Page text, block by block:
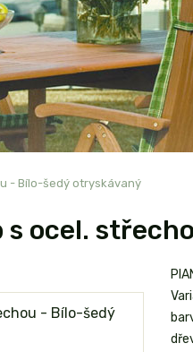
- Bílo-šedý otryskávaný
s ocel.